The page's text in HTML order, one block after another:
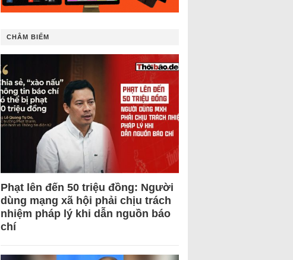
CHÂM BIẾM
Phạt lên đến 50 triệu đồng: Người
dùng mạng xã hội phải chịu trách
nhiệm pháp lý khi dẫn nguồn báo
chí